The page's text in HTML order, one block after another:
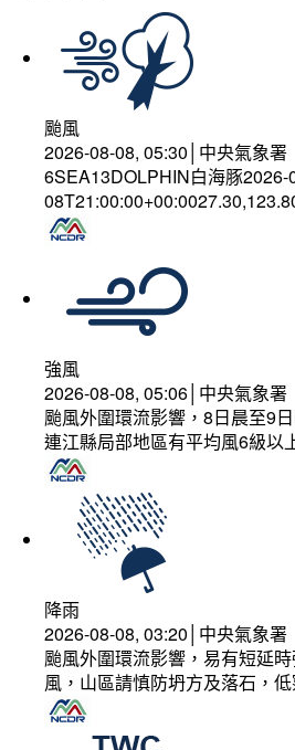
颱風
2026-08-08, 05:30│中央氣象署
6SEA13DOLPHIN白海豚
強風
2026-08-08, 05:06│中央氣象署
颱風外圍環流影響，8日晨至9
連江縣局部地區有平均風6級
降雨
2026-08-08, 03:20│中央氣象署
颱風外圍環流影響，易有短延
風，山區請慎防坍方及落石，